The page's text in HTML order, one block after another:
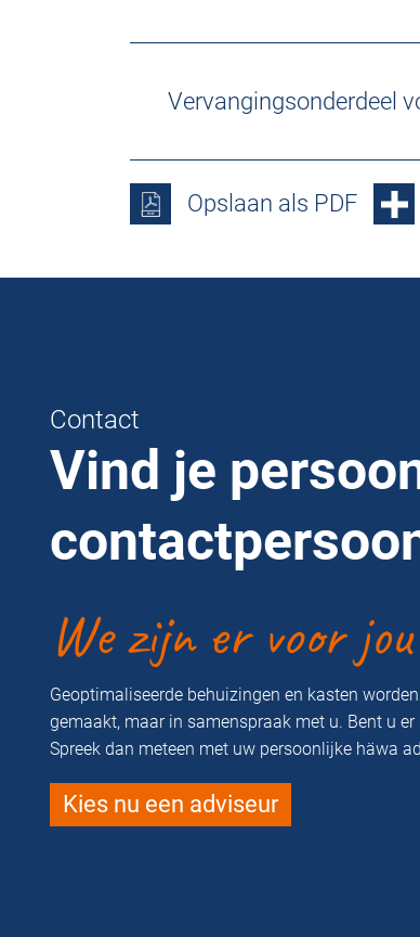
Vervangingsonderdeel
Opslaan als PDF
Contact
Vind je
We zijn er voor jou
Geoptimaliseerde behuizingen en kasten
gemaakt, maar in samenspraak met u. Bent u er
Spreek dan meteen met uw persoonlijke häwa
Kies nu een adviseur